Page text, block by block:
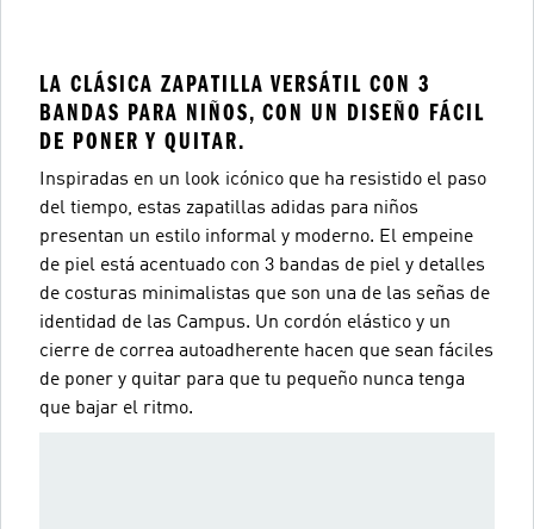
LA CLÁSICA ZAPATILLA VERSÁTIL CON 3
BANDAS PARA NIÑOS, CON UN DISEÑO FÁCIL
DE PONER Y QUITAR.
Inspiradas en un look icónico que ha resistido el paso
del tiempo, estas zapatillas adidas para niños
presentan un estilo informal y moderno. El empeine
de piel está acentuado con 3 bandas de piel y detalles
de costuras minimalistas que son una de las señas de
identidad de las Campus. Un cordón elástico y un
cierre de correa autoadherente hacen que sean fáciles
de poner y quitar para que tu pequeño nunca tenga
que bajar el ritmo.